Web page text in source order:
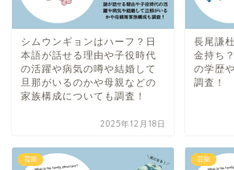
シムウンギョンはハーフ？日
本語が話せる理由や子役時代
の活躍や病気の噂や結婚して
旦那がいるのかや母親などの
家族構成についても調査！
2025年12月18日
長尾謙
金持ち
の学歴
調査！
芸能 芸能